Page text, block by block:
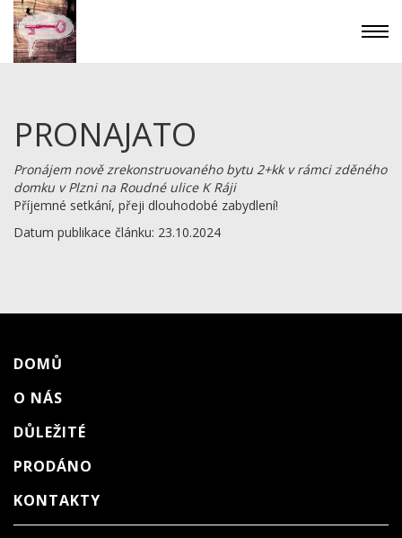
PRONAJATO
Pronájem nově zrekonstruovaného bytu 2+kk v rámci zděného
domku v Plzni na Roudné ulice K Ráji
Příjemné setkání, přeji dlouhodobé zabydlení!
Datum publikace článku: 23.10.2024
DOMŮ
O NÁS
DŮLEŽITÉ
PRODÁNO
KONTAKTY